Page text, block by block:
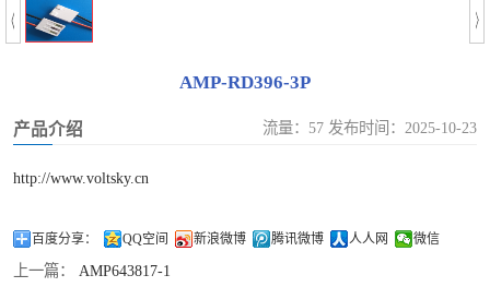
AMP-RD396-3P
产品介绍 流量：57 发布时间：2025-10-23
http://www.voltsky.cn
百度分享： QQ空间 新浪微博 腾讯微博 人人网 微信
上一篇：
AMP643817-1